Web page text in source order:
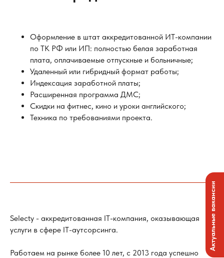
Актуальные вакансии
Оформление в штат аккредитованной ИТ-компании
по ТК РФ или ИП: полностью белая заработная
плата, оплачиваемые отпускные и больничные;
Удаленный или гибридный формат работы;
Индексация заработной платы;
Расширенная программа ДМС;
Скидки на фитнес, кино и уроки английского;
Техника по требованиями проекта.
Selecty - аккредитованная IT-компания, оказывающая
услуги в сфере IT-аутсорсинга.
Работаем на рынке более 10 лет, с 2013 года успешно